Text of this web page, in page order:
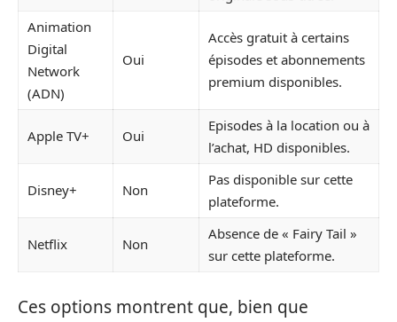
Animation
Digital
Network
(ADN)
Oui
Accès gratuit à certains
épisodes et abonnements
premium disponibles.
Apple TV+ Oui
Episodes à la location ou à
l’achat, HD disponibles.
Disney+ Non
Pas disponible sur cette
plateforme.
Netflix Non
Absence de « Fairy Tail »
sur cette plateforme.
Ces options montrent que, bien que